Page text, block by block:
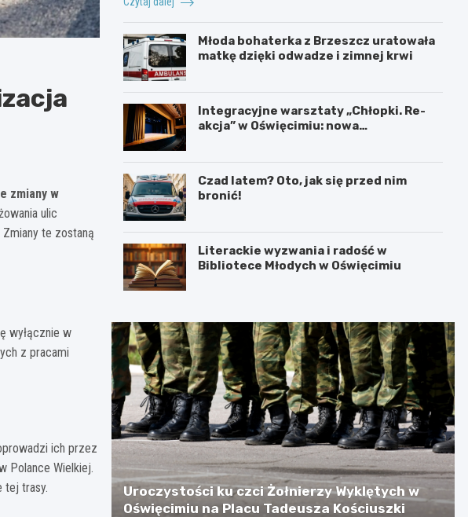
zmiany w
ulic
te zostaną
wyłącznie w
z pracami
ich przez
Polance Wielkiej.
tej trasy.
Młoda bohaterka z Brzeszcz uratowała
matkę dzięki odwadze i zimnej krwi
Integracyjne warsztaty „Chłopki. Re-
akcja” w Oświęcimiu: nowa
Czad latem? Oto, jak się przed nim
bronić!
Literackie wyzwania i radość w
Bibliotece Młodych w Oświęcimiu
Uroczystości ku czci Żołnierzy Wyklętych w
Oświęcimiu na Placu Tadeusza Kościuszki